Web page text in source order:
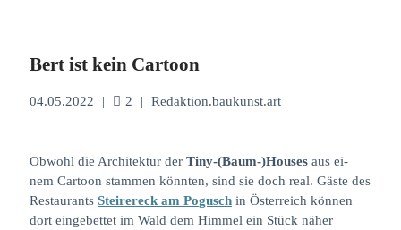
Bert ist kein Cartoon
04.05.2022 | 2 | Redaktion.baukunst.art
Obwohl die Architektur der Tiny-(Baum-)Housesaus ei-
nem Cartoon stammen könnten, sind sie doch real. Gäste des
Restaurants Steirereck am Poguschin Österreich können
dort eingebettet im Wald dem Himmel ein Stück näher